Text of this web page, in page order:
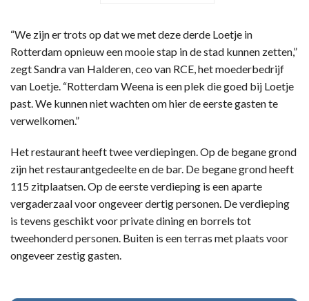
“We zijn er trots op dat we met deze derde Loetje in
Rotterdam opnieuw een mooie stap in de stad kunnen zetten,”
zegt Sandra van Halderen, ceo van RCE, het moederbedrijf
van Loetje. “Rotterdam Weena is een plek die goed bij Loetje
past. We kunnen niet wachten om hier de eerste gasten te
verwelkomen.”
Het restaurant heeft twee verdiepingen. Op de begane grond
zijn het restaurantgedeelte en de bar. De begane grond heeft
115 zitplaatsen. Op de eerste verdieping is een aparte
vergaderzaal voor ongeveer dertig personen. De verdieping
is tevens geschikt voor private dining en borrels tot
tweehonderd personen. Buiten is een terras met plaats voor
ongeveer zestig gasten.